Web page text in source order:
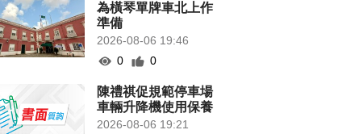
為橫琴單牌車北上作
準備
2026-08-06 19:46
0
0
陳禮祺促規範停車場
車輛升降機使用保養
2026-08-06 19:21